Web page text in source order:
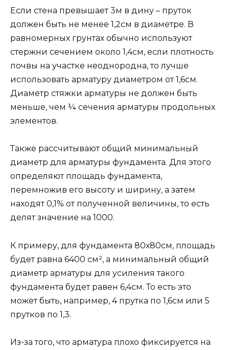
Если стена превышает 3м в дину – пруток
должен быть не менее 1,2см в диаметре. В
равномерных грунтах обычно используют
стержни сечением около 1,4см, если плотность
почвы на участке неоднородна, то лучше
использовать арматуру диаметром от 1,6см.
Диаметр стяжки арматуры не должен быть
меньше, чем ¼ сечения арматуры продольных
элементов.
Также рассчитывают общий минимальный
диаметр для арматуры фундамента. Для этого
определяют площадь фундамента,
перемножив его высоту и ширину, а затем
находят 0,1% от полученной величины, то есть
делят значение на 1000.
К примеру, для фундамента 80х80см, площадь
будет равна 6400 см², а минимальный общий
диаметр арматуры для усиления такого
фундамента будет равен 6,4см. То есть это
может быть, например, 4 прутка по 1,6см или 5
прутков по 1,3.
Из-за того, что арматура плохо фиксируется на